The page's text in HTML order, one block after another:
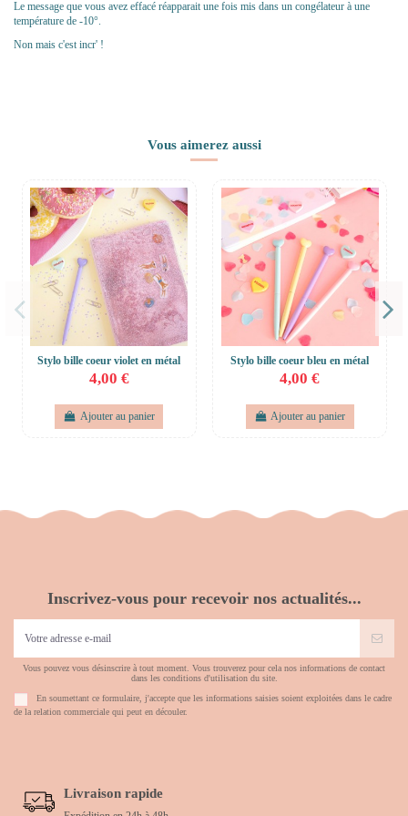
Le message que vous avez effacé réapparait une fois mis dans un congélateur à une
température de -10°.
Non mais c'est incr' !
Vous aimerez aussi
Stylo bille coeur violet en métal
4,00 €
Ajouter au panier
Stylo bille coeur bleu en métal
4,00 €
Ajouter au panier
Inscrivez-vous pour recevoir nos actualités...
Vous pouvez vous désinscrire à tout moment. Vous trouverez pour cela nos informations de contact
dans les conditions d'utilisation du site.
En soumettant ce formulaire, j'accepte que les informations saisies soient exploitées dans le cadre
de la relation commerciale qui peut en découler.
Livraison rapide